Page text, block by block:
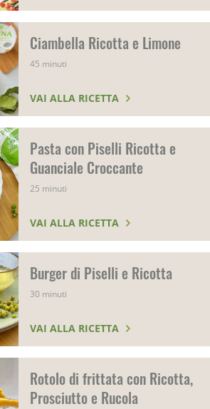
Ciambella Ricotta e Limone
45 minuti
VAI ALLA RICETTA
Pasta con Piselli Ricotta e
Guanciale Croccante
25 minuti
VAI ALLA RICETTA
Burger di Piselli e Ricotta
30 minuti
VAI ALLA RICETTA
Rotolo di frittata con Ricotta,
Prosciutto e Rucola